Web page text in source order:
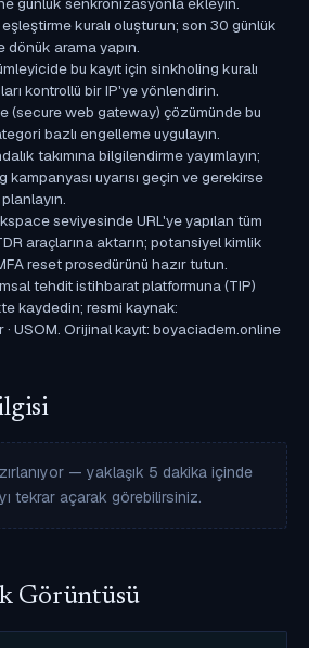
kuralı oluşturun; son 30 günlük
arama yapın.
bu kayıt için sinkholing kuralı
kontrollü bir IP'ye yönlendirin.
(secure web gateway) çözümünde bu
bazlı engelleme uygulayın.
takımına bilgilendirme yayımlayın;
kampanyası uyarısı geçin ve gerekirse
seviyesinde URL'ye yapılan tüm
araçlarına aktarın; potansiyel kimlik
reset prosedürünü hazır tutun.
tehdit istihbarat platformuna (TIP)
kaydedin; resmi kaynak:
USOM. Orijinal kayıt: boyaciadem.online
— yaklaşık 5 dakika içinde
tekrar açarak görebilirsiniz.
Görüntüsü